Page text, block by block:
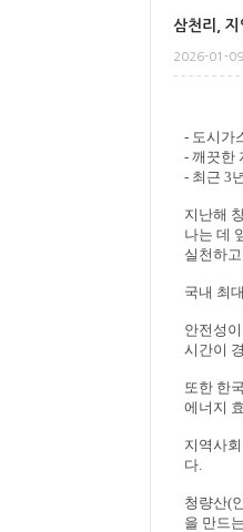
삼천리, 지
2026-01-09
- 도시가
- 깨끗한
- 최근 3
지난해
나는 데
실천하
국내 최
안전성
시간이
또한 한
에너지
지역사
다.
청량산(
을 만드